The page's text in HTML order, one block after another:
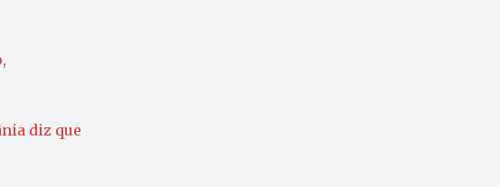
diz que